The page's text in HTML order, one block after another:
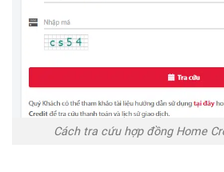
Cách tra cứu hợp đồng Home